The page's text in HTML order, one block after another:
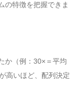
の特徴を把握できま
か（例：30×＝平均
高いほど、配列決定